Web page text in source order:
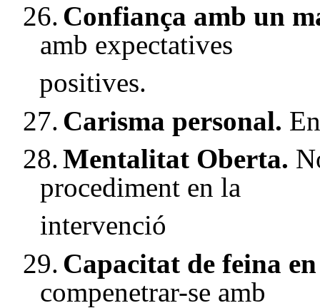
26. Confiança amb un
amb expectatives
positives.
27. Carisma personal.
28.Mentalitat Oberta.
procediment en la
intervenció
29. Capacitat de feina
compenetrar-se amb